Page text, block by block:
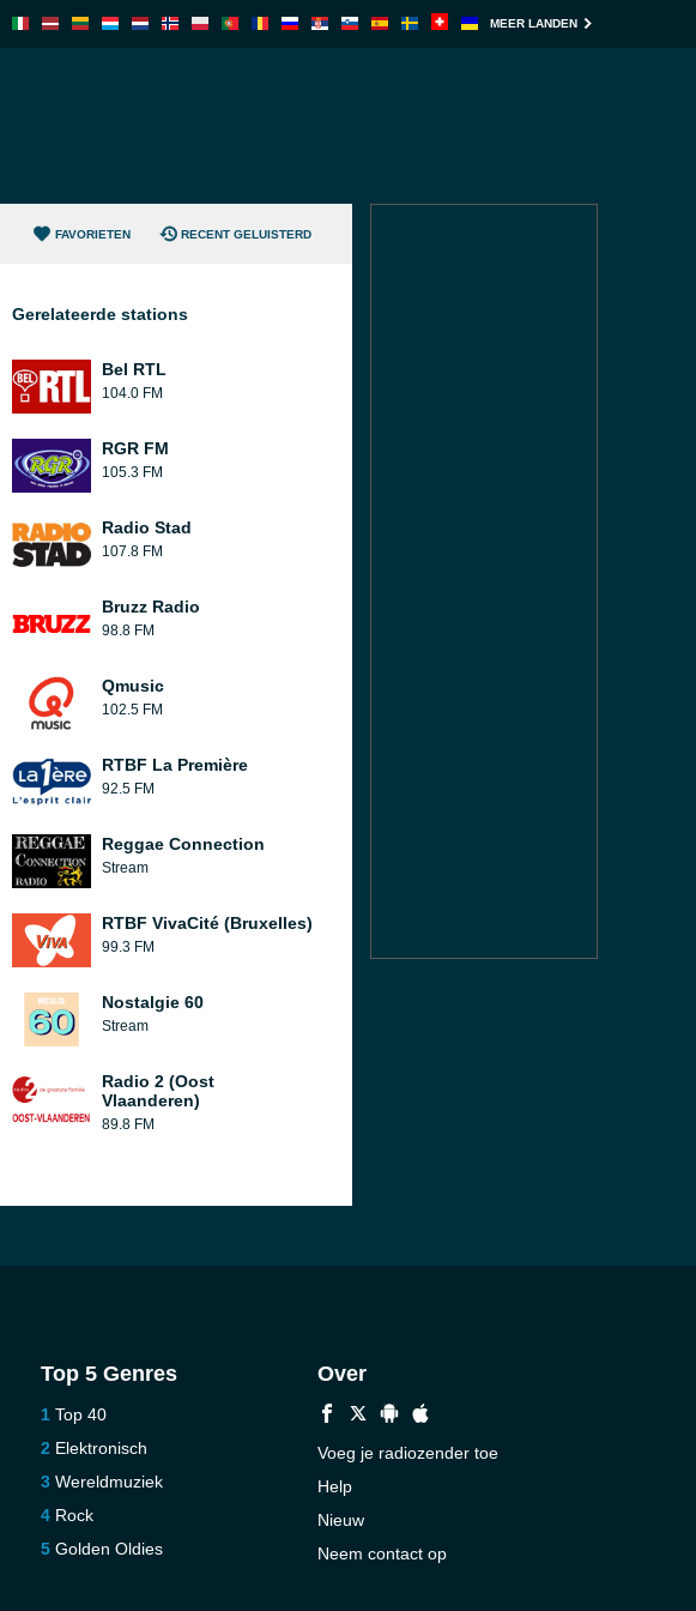
MEER LANDEN
FAVORIETEN RECENT GELUISTERD
Gerelateerde stations
Bel RTL
104.0 FM
RGR FM
105.3 FM
Radio Stad
107.8 FM
Bruzz Radio
98.8 FM
Qmusic
102.5 FM
RTBF La Première
92.5 FM
Reggae Connection
Stream
RTBF VivaCité (Bruxelles)
99.3 FM
Nostalgie 60
Stream
Radio 2 (Oost
Vlaanderen)
89.8 FM
Top 5 Genres
Top 40
Elektronisch
Wereldmuziek
Rock
Golden Oldies
Over
Voeg je radiozender toe
Help
Nieuw
Neem contact op